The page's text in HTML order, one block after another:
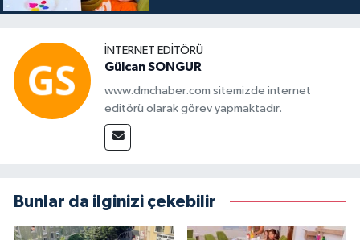
İNTERNET EDITÖRÜ
Gülcan SONGUR
www.dmchaber.com sitemizde internet
editörü olarak görev yapmaktadır.
Bunlar da ilginizi çekebilir